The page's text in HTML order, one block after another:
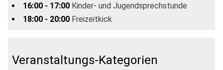
16:00 - 17:00 Kinder- und Jugendsprechstunde
18:00 - 20:00 Freizeitkick
Veranstaltungs-Kategorien